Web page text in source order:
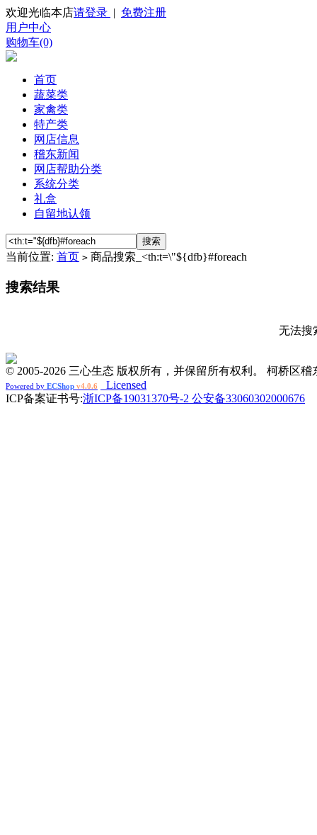
欢迎光临本店请登录 | 免费注册
用户中心
购物车(0)
首页
蔬菜类
家禽类
特产类
网店信息
稽东新闻
网店帮助分类
系统分类
礼盒
自留地认领
当前位置: 首页 > 商品搜索_<th:t=\"${dfb}#foreach
搜索结果
无法搜
© 2005-2026 三心生态 版权所有，并保留所有权利。 柯桥区稽
Powered by ECShop v4.0.6
Licensed
ICP备案证书号:浙ICP备19031370号-2 公安备33060302000676